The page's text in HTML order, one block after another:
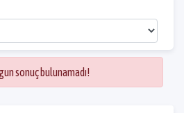
sonuç bulunamadı!